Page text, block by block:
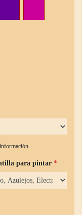
para pintar *